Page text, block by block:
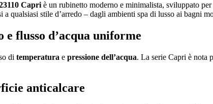
Capri è un rubinetto moderno e minimalista, sviluppato
a qualsiasi stile d’arredo – dagli ambienti spa di lusso ai bagni
e flusso d’acqua uniforme
di temperatura e pressione dell’acqua. La serie Capri è nota
anticalcare